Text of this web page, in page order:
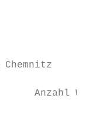
Chemnitz
Anzahl